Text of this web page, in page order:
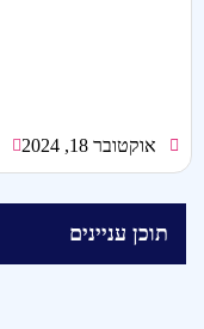
אוקטובר 18, 2024
תוכן עניינים